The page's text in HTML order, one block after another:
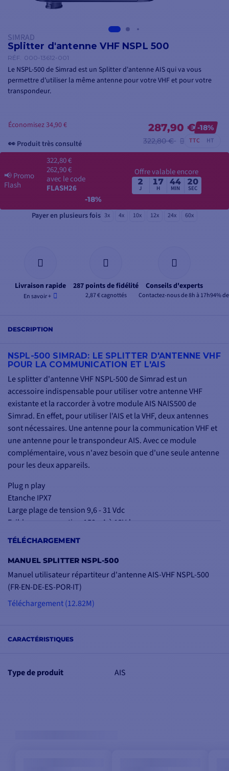
SIMRAD
Splitter d'antenne VHF NSPL 500
RÉF. 000-13612-001
Le NSPL-500 de Simrad est un Splitter d'antenne AIS qui va vous
permettre d'utiliser la même antenne pour votre VHF et pour votre
transpondeur.
287,90 € -18%
322,80 €
TTC HT
Économisez 34,90 €
👀 Produit très consulté
📢Promo
Flash
322,80 €
262,90 €
avec le code
FLASH26
-18%
Offre valable encore
2
J
17
H
44
MIN
19
SEC
Payer en plusieurs fois 3x 4x 10x 12x 24x 60x
Livraison rapide
En savoir +
287 points de fidélité
2,87 € cagnottés
Conseils d'experts
Contactez-nous de 8h à 17h94%
CARACTÉRISTIQUES
Type de produit AIS
DESCRIPTION
NSPL-500 SIMRAD: LE SPLITTER D'ANTENNE VHF
POUR LA COMMUNICATION ET L'AIS
Le splitter d'antenne VHF NSPL-500 de Simrad est un
accessoire indispensable pour utiliser votre antenne VHF
existante et la raccorder à votre module AIS NAIS500 de
Simrad. En effet, pour utiliser l'AIS et la VHF, deux antennes
sont nécessaires. Une antenne pour la communication VHF et
une antenne pour le transpondeur AIS. Avec ce module
complémentaire, vous n'avez besoin que d'une seule antenne
pour les deux appareils.
Plug n play
Etanche IPX7
Large plage de tension 9,6 - 31 Vdc
Faible consommation 150mA à 12Vdc
TÉLÉCHARGEMENT
MANUEL SPLITTER NSPL-500
Manuel utilisateur répartiteur d'antenne AIS-VHF NSPL-500
(FR-EN-DE-ES-POR-IT)
Téléchargement (12.82M)